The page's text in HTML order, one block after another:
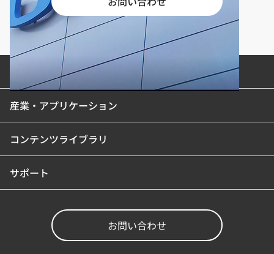
製品カテゴリ
産業・アプリケーション
コンテンツライブラリ
サポート
お問い合わせ